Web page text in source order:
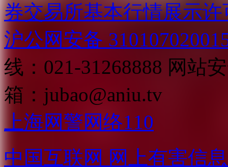
券交易所基本行情展示许
沪公网安备
线：021-31268888 网站
箱： jubao@aniu.tv
上海网警网络110
中国互联网 网上有害信